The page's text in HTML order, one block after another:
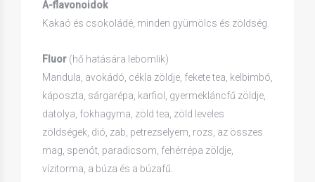
A-flavonoidok
Kakaó és csokoládé, minden gyümölcs és zöldség.
Fluor (hő hatására lebomlik)
Mandula, avokádó, cékla zöldje, fekete tea, kelbimbó,
káposzta, sárgarépa, karfiol, gyermekláncfű zöldje,
datolya, fokhagyma, zöld tea, zöld leveles
zöldségek, dió, zab, petrezselyem, rozs, az összes
mag, spenót, paradicsom, fehérrépa zöldje,
vízitorma, a búza és a búzafű.